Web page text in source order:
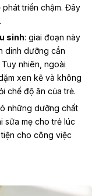
triển chậm. Đây
sinh: giai đoạn này
dinh dưỡng cần
nhiên, ngoài
xen kẽ và không
chế độ ăn của trẻ.
những dưỡng chất
sữa mẹ cho trẻ lúc
cho công việc